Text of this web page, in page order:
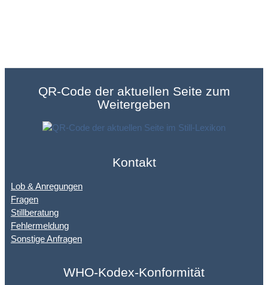
QR-Code der aktuellen Seite zum
Weitergeben
Kontakt
Lob & Anregungen
Fragen
Stillberatung
Fehlermeldung
Sonstige Anfragen
WHO-Kodex-Konformität